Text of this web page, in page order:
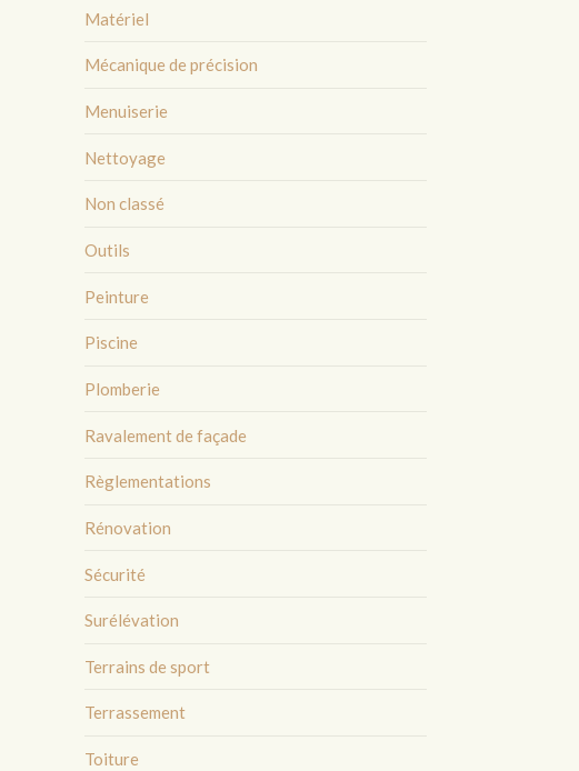
Matériel
Mécanique de précision
Menuiserie
Nettoyage
Non classé
Outils
Peinture
Piscine
Plomberie
Ravalement de façade
Règlementations
Rénovation
Sécurité
Surélévation
Terrains de sport
Terrassement
Toiture